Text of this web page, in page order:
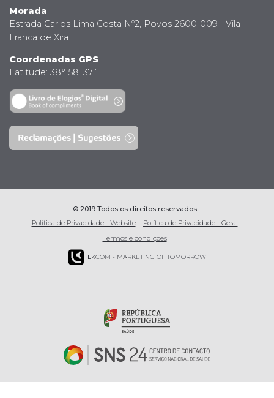
Morada
Estrada Carlos Lima Costa Nº2, Povos 2600-009 - Vila
Franca de Xira
Coordenadas GPS
Latitude: 38° 58’ 37’’
© 2019 Todos os direitos reservados
Política de Privacidade - Website
Política de Privacidade - Geral
Termos e condições
LKCOM - MARKETING OF TOMORROW